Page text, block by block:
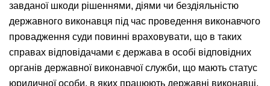
завданої шкоди рішеннями, діями чи бездіяльністю
державного виконавця під час проведення виконавчого
провадження суди повинні враховувати, що в таких
справах відповідачами є держава в особі відповідних
органів державної виконавчої служби, що мають статус
юридичної особи, в яких працюють державні виконавці,